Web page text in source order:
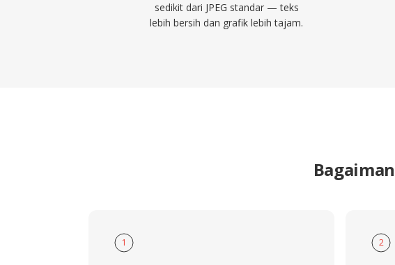
sedikit dari JPEG standar — teks
lebih bersih dan grafik lebih tajam.
1 2